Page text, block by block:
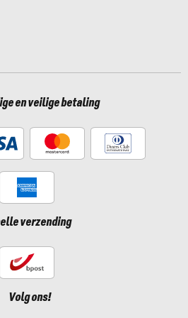
en veilige betaling
verzending
Volg ons!